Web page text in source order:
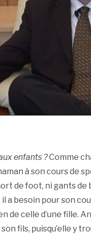
enfants ?Comme
à son cours de
de foot, ni gants
a besoin pour son
de celle d’une fille.
fils, puisqu’elle y